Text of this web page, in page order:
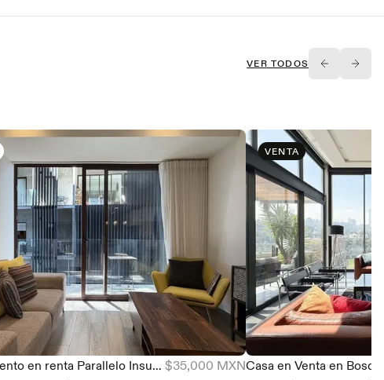
VER TODOS
Departamento en renta Parallelo Insurgentes, Guadalupe Inn - 76m2 con balcón $35,000 MXN
VENTA